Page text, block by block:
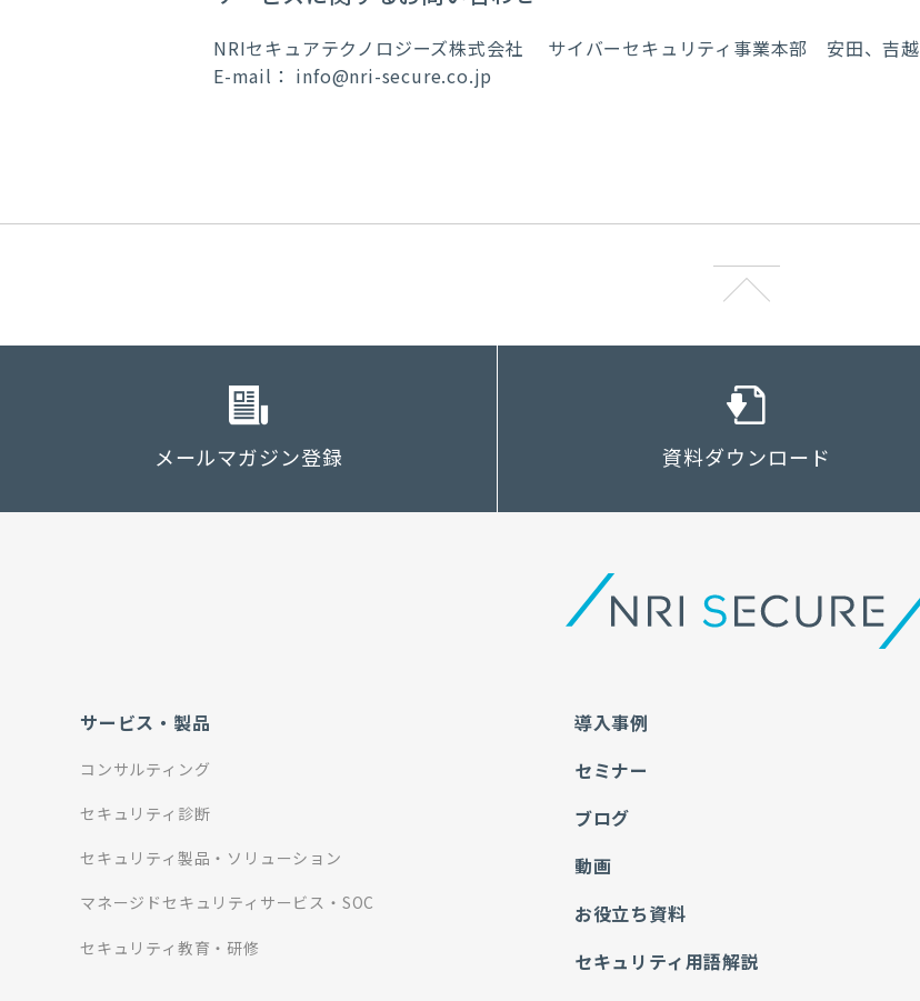
NRIセキュアテクノロジーズ株式会社 サイバーセキュリティ事業本部 安田、吉越
E-mail： info@nri-secure.co.jp
メールマガジン登録 資料ダウンロード
サービス・製品
コンサルティング
セキュリティ診断
セキュリティ製品・ソリューション
マネージドセキュリティサービス・SOC
セキュリティ教育・研修
導入事例
セミナー
ブログ
動画
お役立ち資料
セキュリティ用語解説